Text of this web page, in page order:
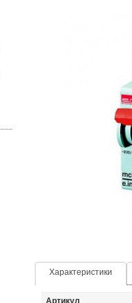
Характеристики
Артикул